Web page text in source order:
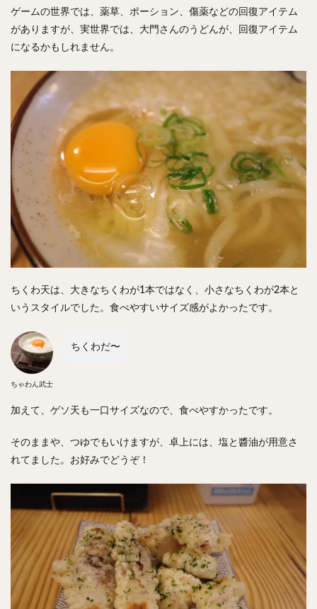
ゲームの世界では、薬草、ポーション、傷薬などの回復アイテム
がありますが、実世界では、大門さんのうどんが、回復アイテム
になるかもしれません。
ちくわ天は、大きなちくわが1本ではなく、小さなちくわが2本と
いうスタイルでした。食べやすいサイズ感がよかったです。
ちゃわん武士
ちくわだ〜
加えて、ゲソ天も一口サイズなので、食べやすかったです。
そのままや、つゆでもいけますが、卓上には、塩と醬油が用意さ
れてました。お好みでどうぞ！